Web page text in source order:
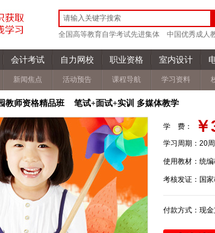
全国高等教育自学考试先进集体 中国优秀成人
会计考试 自力网校 职业资格 室内设计
新闻焦点 活动预告 课程导航 学习资料
教师资格精品班 笔试+面试+实训 多媒体教学
学 费：
学习周期： 20
使用教材： 统
考核发证： 国
付款方式： 现